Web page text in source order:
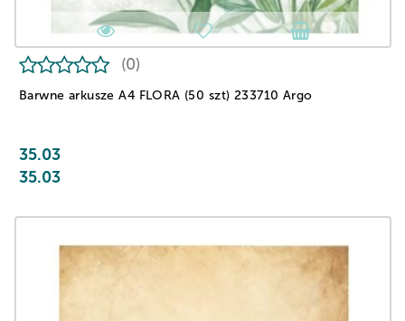
Barwne arkusze A4 FLORA (50 szt) 233710 Argo
(0)
35.03
35.03